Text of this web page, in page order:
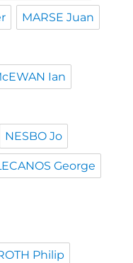
MARSE Juan
Ian
NESBO Jo
George
Philip